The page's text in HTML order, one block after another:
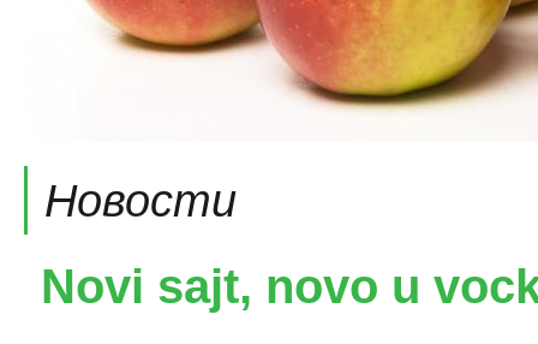
Новости
Novi sajt, novo u